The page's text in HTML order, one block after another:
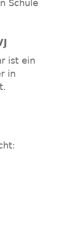
Schule
ist ein
in